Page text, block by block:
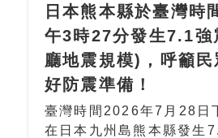
日本熊本縣於臺灣時
午3時27分發生7.1強
廳地震規模)，呼籲民
好防震準備！
臺灣時間2026年7月28日
在日本九州島熊本縣發生